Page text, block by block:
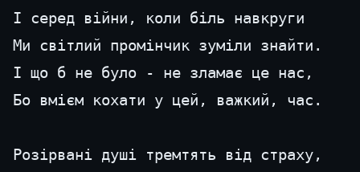
І серед війни, коли біль навкруги
Ми світлий промінчик зуміли знайти.
І що б не було - не зламає це нас,
Бо вмієм кохати у цей, важкий, час.
Розірвані душі тремтять від страху,